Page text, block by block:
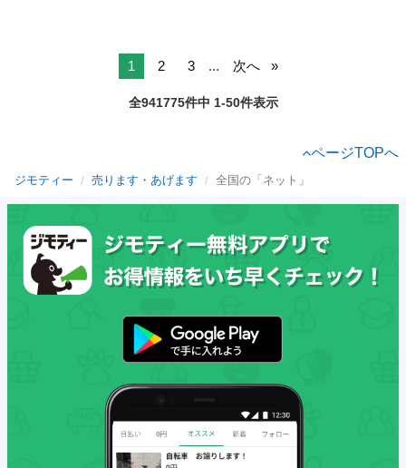
1 2 3 ... 次へ
全941775件中 1-50件表示
ページTOPへ
ジモティー 売ります・あげます 全国の「ネット」